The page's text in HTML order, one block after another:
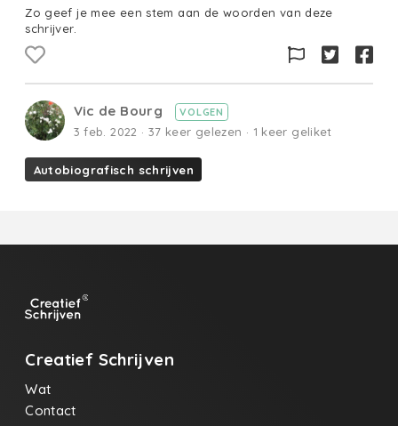
Zo geef je mee een stem aan de woorden van deze
schrijver.
Vic de Bourg VOLGEN
3 feb. 2022 · 37 keer gelezen · 1 keer geliket
Autobiografisch schrijven
Creatief Schrijven
Wat
Contact